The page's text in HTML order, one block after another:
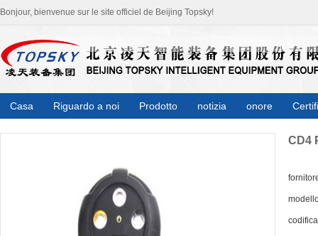
Bonjour, bienvenue sur le site officiel de Beijing Topsky!
Casa Riguardo a noi Prodotto notizia onore
CD4
codifica